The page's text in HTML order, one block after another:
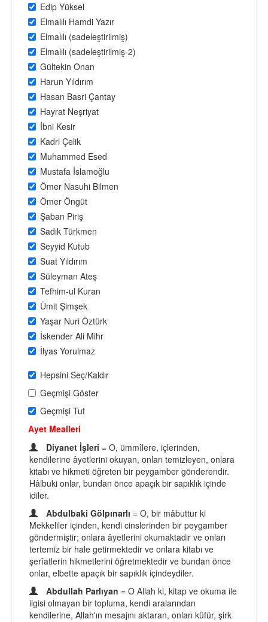
Edip Yüksel
Elmalılı Hamdi Yazır
Elmalılı (sadeleştirilmiş)
Elmalılı (sadeleştirilmiş-2)
Gültekin Onan
Harun Yıldırım
Hasan Basri Çantay
Hayrat Neşriyat
İbni Kesir
Kadri Çelik
Muhammed Esed
Mustafa İslamoğlu
Ömer Nasuhi Bilmen
Ömer Öngüt
Şaban Piriş
Sadık Türkmen
Seyyid Kutub
Suat Yıldırım
Süleyman Ateş
Tefhim-ul Kuran
Ümit Şimşek
Yaşar Nuri Öztürk
İskender Ali Mihr
İlyas Yorulmaz
Hepsini Seç/Kaldır
Geçmişi Göster
Geçmişi Tut
Ayet Mealleri
Diyanet İşleri = O, ümmîlere, içlerinden,
kendilerine âyetlerini okuyan, onları temizleyen, onlara
kitabı ve hikmeti öğreten bir peygamber gönderendir.
Hâlbuki onlar, bundan önce apaçık bir sapıklık içinde
idiler.
Abdulbaki Gölpınarlı = O, bir mâbuttur ki
Mekkeliler içinden, kendi cinslerinden bir peygamber
göndermiştir; onlara âyetlerini okumaktadır ve onları
tertemiz bir hale getirmektedir ve onlara kitabı ve
şerîatlerin hikmetlerini öğretmektedir ve bundan önce
onlar, elbette apaçık bir sapıklık içindeydiler.
Abdullah Parlıyan = O Allah ki, kitap ve okuma ile
ilgisi olmayan bir topluma, kendi aralarından
kendilerine, Allah'ın mesajını aktaran, onları küfür, şirk